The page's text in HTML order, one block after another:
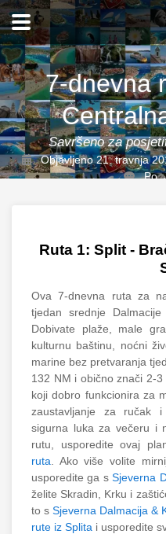
7-dnevna
Savršeno za
Objavljeno 21. travnja
Po
Ruta 1: Split -
Ova 7-dnevna ruta za
tjedan srednje
Dobivate plaže, male
kulturnu baštinu, noćni
marine bez pretvaranja
132 NM i obično znači 2-
koji dobro funkcionira za
zaustavljanje za ručak
sigurna luka za večeru i
rutu, usporedite ovaj
ruta . Ako više volite
usporedite ga sSjeverna
želite Skradin, Krku i
to sSjeverna Dalmacija &
rute iz Splita i usporedite